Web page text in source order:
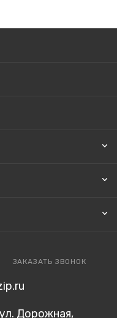
ЗАКАЗАТЬ ЗВОНОК
Дорожная,